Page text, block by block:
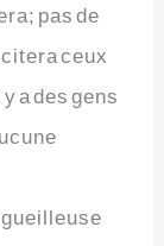
pas de
ceux
a des gens